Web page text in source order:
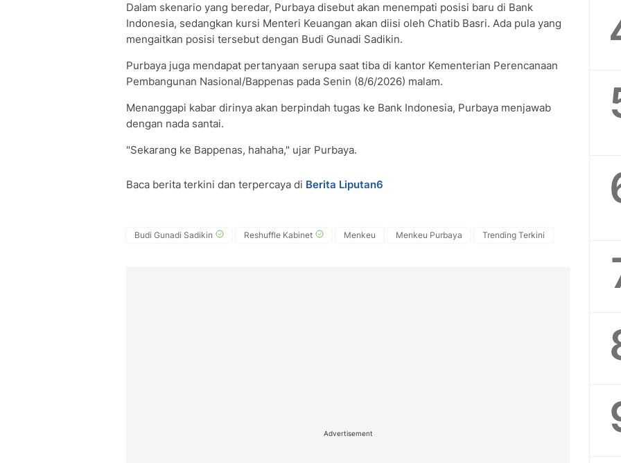
Dalam skenario yang beredar, Purbaya disebut akan menempati posisi baru di Bank
Indonesia, sedangkan kursi Menteri Keuangan akan diisi oleh Chatib Basri. Ada pula yang
mengaitkan posisi tersebut dengan Budi Gunadi Sadikin.
Purbaya juga mendapat pertanyaan serupa saat tiba di kantor Kementerian Perencanaan
Pembangunan Nasional/Bappenas pada Senin (8/6/2026) malam.
Menanggapi kabar dirinya akan berpindah tugas ke Bank Indonesia, Purbaya menjawab
dengan nada santai.
"Sekarang ke Bappenas, hahaha," ujar Purbaya.
Baca berita terkini dan terpercaya di Berita Liputan6
Budi Gunadi Sadikin Reshuffle Kabinet Menkeu Menkeu Purbaya Trending Terkini
Advertisement